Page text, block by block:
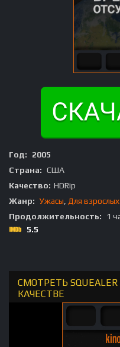
Год:
2005
Страна: США
Качество: HDRip
Жанр: Ужасы
Для взрослых
Продолжительность:
1
5.5
СМОТРЕТЬ
КАЧЕСТВЕ